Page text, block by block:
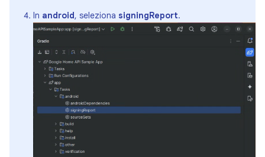
In android, seleziona signingReport.